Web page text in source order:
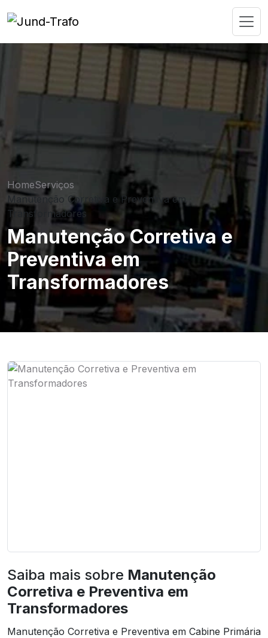
HomeServiços
Manutenção Corretiva e Preventiva em
Transformadores
Manutenção Corretiva e
Preventiva em
Transformadores
Saiba mais sobre Manutenção
Corretiva e Preventiva em
Transformadores
Manutenção Corretiva e Preventiva em Cabine Primária